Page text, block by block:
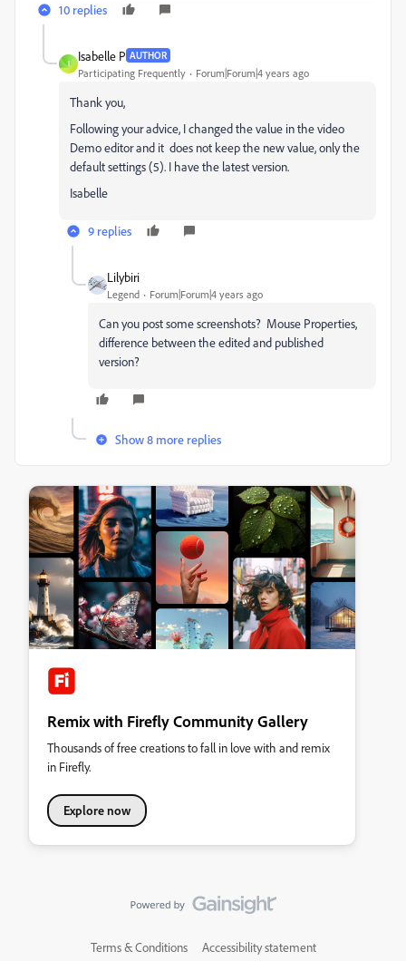
10 replies
I
Isabelle P AUTHOR
Participating Frequently Forum|Forum|4 years ago
Thank you,
Following your advice, I changed the value in the video
Demo editor and it does not keep the new value, only the
default settings (5). I have the latest version.
Isabelle
9 replies
Lilybiri
Legend Forum|Forum|4 years ago
Can you post some screenshots? Mouse Properties,
difference between the edited and published
version?
Show 8 more replies
Remix with Firefly Community Gallery
Thousands of free creations to fall in love with and remix
in Firefly.
Explore now
Terms & Conditions Accessibility statement